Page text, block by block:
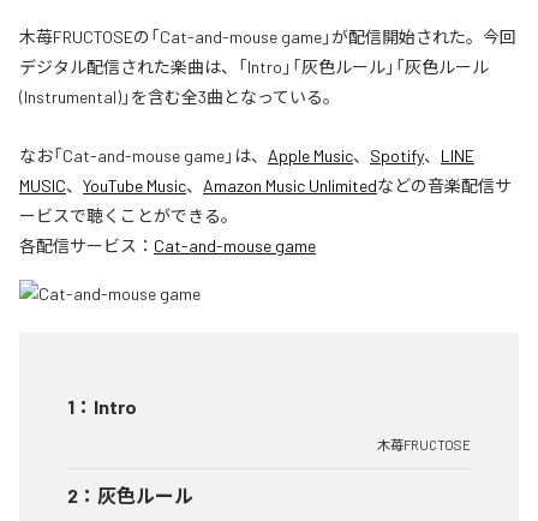
木苺FRUCTOSEの「Cat-and-mouse game」が配信開始された。今回
デジタル配信された楽曲は、「Intro」「灰色ルール」「灰色ルール
(Instrumental)」を含む全3曲となっている。
なお「Cat-and-mouse game」は、 Apple Music、 Spotify、 LINE
MUSIC、 YouTube Music、 Amazon Music Unlimitedなどの音楽配信サ
ービスで聴くことができる。
各配信サービス： Cat-and-mouse game
1 ： Intro
木苺FRUCTOSE
2 ： 灰色ルール